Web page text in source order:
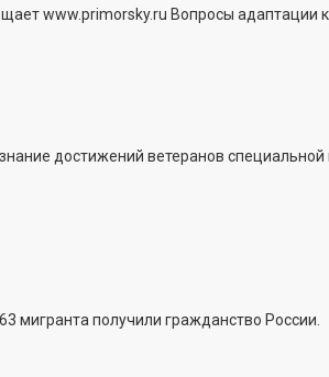
www.primorsky.ru Вопросы адаптации к...
достижений ветеранов
мигранта получили гражданство России.